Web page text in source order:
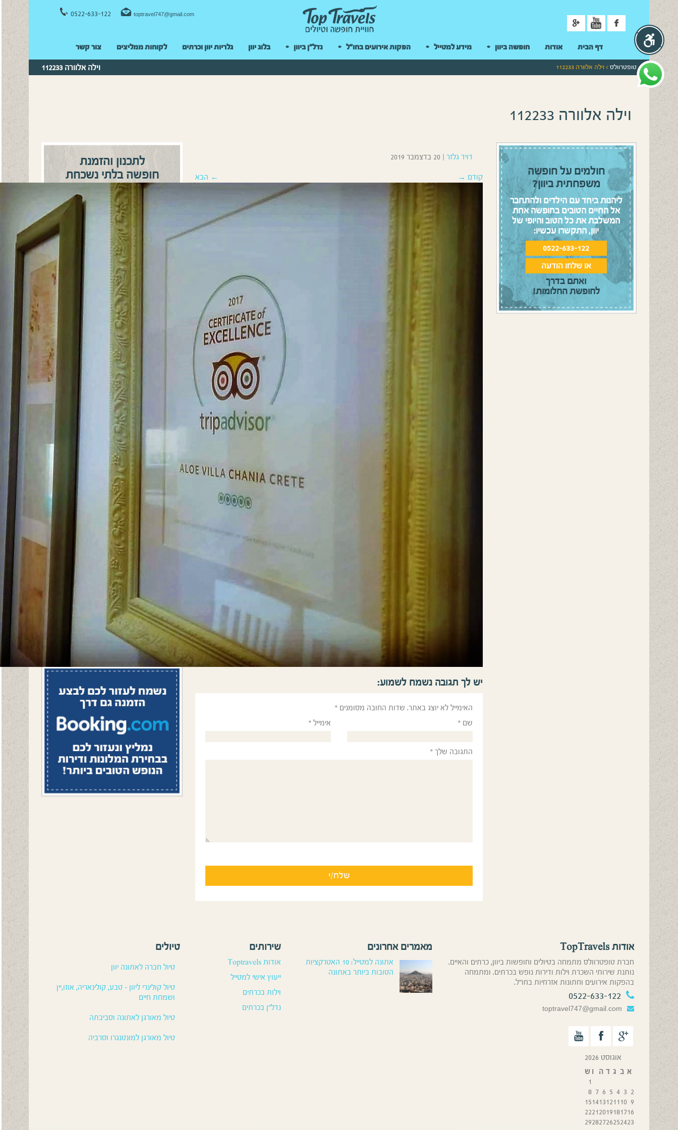
0522-633-122 toptravel747@gmail.com
דף הבית אודות חופשה ביוון מידע למטייל הפקות אירועים בחו"ל נדל"ן ביוון בלוג יוון גלריות יוון וכרתים לקוחות ממליצים צור קשר
טופטרוולס > וילה אלוורה 112233 וילה אלוורה 112233
וילה אלוורה 112233
לתכנון והזמנת
חופשה בלתי נשכחת
התקשרו:0522-633122
השאירו פרטים ונחזור אליכם
בהקדם!
מדוע לנפוש איתנו?
כי נדאג לכל מה שצריך לחופשה
המושלמת שלכם: טיסות, השכרת
רכב, לינה וטיולים.
כי יוון היא הבית והמומחיות שלנו מעל
15 שנה ויש לנו הצעות ייחודיות שלא
תמצאו בשום מקום אחר!
כי אנחנו חברת בוטיק שנותנת לכם
יחס אישי ותופרת חבילת נופש
איכותית במיוחד בשבילכם!
לפרטים נוספים
דויד גלזר 20 בדצמבר 2019
קודם → ← הבא
יש לך תגובה נשמח לשמוע:
האימייל לא יוצג באתר. שדות החובה מסומנים *
שם * אימייל *
התגובה שלך *
חולמים על חופשה
משפחתית ביוון?
ליהנות ביחד עם הילדים ולהתחבר
אל החיים הטובים בחופשה אחת
המשלבת את כל הטוב והיופי של
יוון, התקשרו עכשיו:
0522-633-122
או שלחו הודעה
ואתם בדרך
לחופשת החלומות!
טיולים
טיול חברה לאתונה יוון
טיול קולינרי ליוון – טבע, קולינאריה, אוזו,יין
ושמחת חיים
טיול מאורגן לאתונה וסביבתה
טיול מאורגן למונטנגרו וסרביה
שירותים
אודות Toptravels
ייעוץ אישי למטייל
וילות בכרתים
נדל”ן בכרתים
מאמרים אחרונים
אתונה למטייל: 10 האטרקציות
הטובות ביותר באתונה
אודות TopTravels
חברת טופטרוולס מתמחה בטיולים וחופשות ביוון, כרתים והאיים.
נותנת שירותי השכרת וילות ודירות נופש בכרתים. ומתמחה
בהפקות אירועים וחתונות אזרחיות בחו”ל.
0522-633-122
toptravel747@gmail.com
אוגוסט 2026
א ב ג ד ה ו ש
1
2
3
4
5
6
7
8
9
10
11
12
13
14
15
16
17
18
19
20
21
22
23
24
25
26
27
28
29